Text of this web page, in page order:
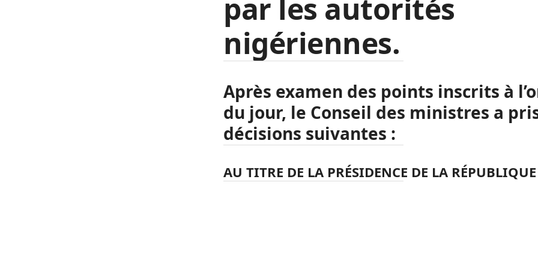
par les autorités
nigériennes.
Après examen des points inscrits à
du jour, le Conseil des ministres a
décisions suivantes :
AU TITRE DE LA PRÉSIDENCE DE LA RÉPUBLIQUE